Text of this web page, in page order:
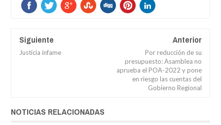
Siguiente
Justicia infame
Anterior
Por reducción de su
presupuesto: Asamblea no
aprueba el POA-2022 y pone
en riesgo las cuentas del
Gobierno Regional
NOTICIAS RELACIONADAS